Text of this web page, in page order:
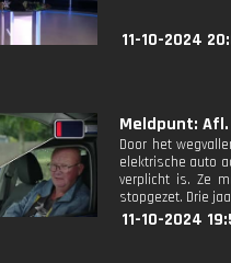
11-10-2024
Meldpunt:
Door het
elektrische auto
verplicht is. Ze
stopgezet. Drie
11-10-2024